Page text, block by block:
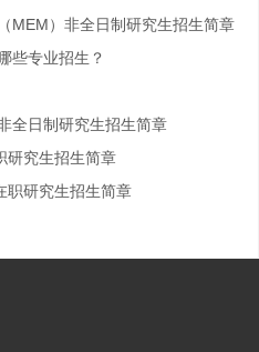
MEM）非全日制研究生招生简章
些专业招生？
全日制研究生招生简章
研究生招生简章
职研究生招生简章